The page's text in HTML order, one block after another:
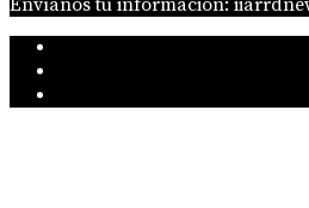
Envíanos tu información: